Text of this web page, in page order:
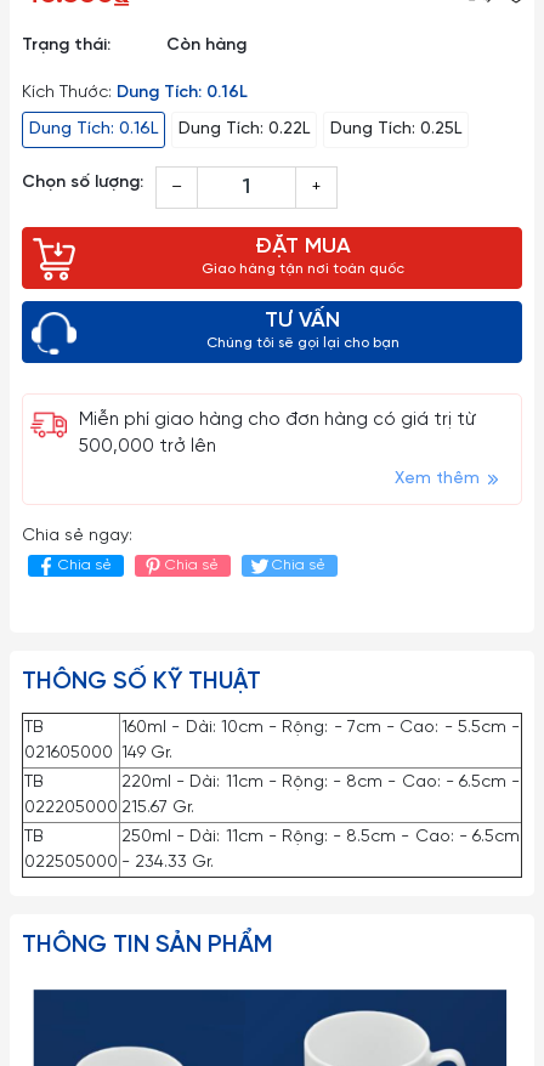
Trạng thái: Còn hàng
Kích Thước: Dung Tích: 0.16L
Dung Tích: 0.16L
Dung Tích: 0.22L Dung Tích: 0.25L
Chọn số lượng: – +
ĐẶT MUA
Giao hàng tận nơi toàn quốc
TƯ VẤN
Chúng tôi sẽ gọi lại cho bạn
Miễn phí giao hàng cho đơn hàng có giá trị từ
500,000 trở lên
Xem thêm
Chia sẻ ngay:
Chia sẻ Chia sẻ Chia sẻ
THÔNG SỐ KỸ THUẬT
TB
021605000
160ml - Dài: 10cm - Rộng: - 7cm - Cao: - 5.5cm -
149 Gr.
TB
022205000
220ml - Dài: 11cm - Rộng: - 8cm - Cao: - 6.5cm -
215.67 Gr.
TB
022505000
250ml - Dài: 11cm - Rộng: - 8.5cm - Cao: - 6.5cm
- 234.33 Gr.
THÔNG TIN SẢN PHẨM